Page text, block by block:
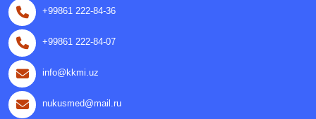
+99861 222-84-36
+99861 222-84-07
info@kkmi.uz
nukusmed@mail.ru